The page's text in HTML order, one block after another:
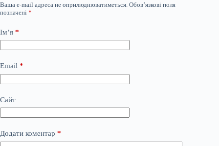
Ваша e-mail адреса не оприлюднюватиметься. Обов’язкові поля
позначені *
Ім’я *
Email *
Сайт
Додати коментар *